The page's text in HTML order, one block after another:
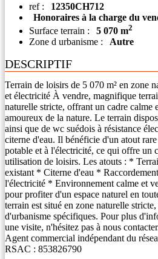
ref :
12350CH712
Honoraires à la charge du
Surface terrain :
5 070 m2
Zone d urbanisme : Autre
DESCRIPTIF
Terrain de loisirs de 5 070 m² en zone
et électricité À vendre, magnifique
naturelle stricte, offrant un cadre calme
amoureux de la nature. Le terrain
ainsi que de wc suédois à résistance
citerne d'eau. Il bénéficie d'un atout
potable et à l'électricité, ce qui offre un
utilisation de loisirs. Les atouts : *
existant * Citerne d'eau *
l'électricité * Environnement calme et
pour profiter d'un espace naturel en
terrain est situé en zone naturelle
d'urbanisme spécifiques. Pour plus
une visite, n'hésitez pas à nous
Agent commercial indépendant du
RSAC : 853826790